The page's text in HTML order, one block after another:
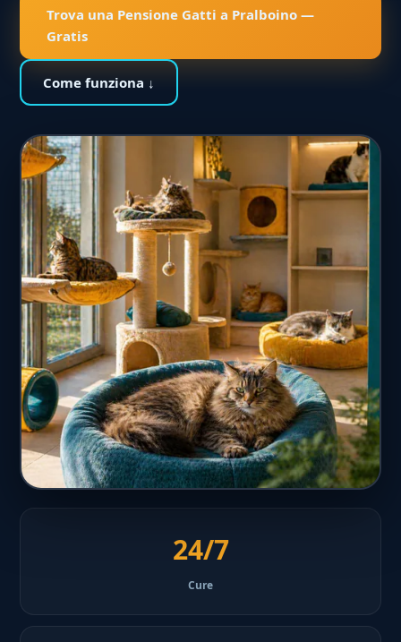
Trova una Pensione Gatti a Pralboino —
Gratis
Come funziona ↓
24/7
Cure